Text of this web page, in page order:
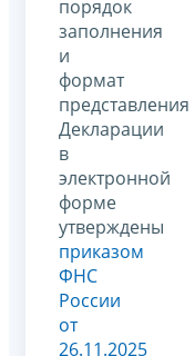
порядок
заполнения
и
формат
представления
Декларации
в
электронной
форме
утверждены
приказом
ФНС
России
от
26.11.2025